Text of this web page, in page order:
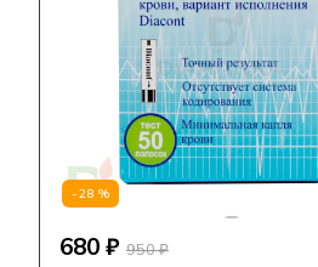
-28%
680 ₽ 950 ₽